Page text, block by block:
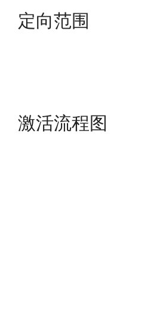
定向范围
激活流程图